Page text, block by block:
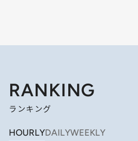
RANKING
ランキング
HOURLYDAILYWEEKLY